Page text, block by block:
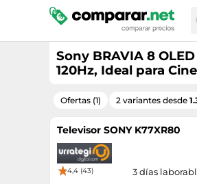
Sony BRAVIA 8
120Hz, Ideal para
Ofertas (1) 2 variantes desde
Televisor SONY K77XR80
4,4 (43) 3 días